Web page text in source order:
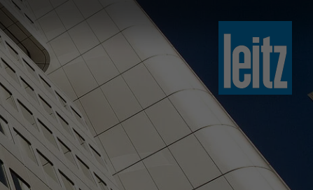
english
english
türkçe
english
tiếng việt
中文